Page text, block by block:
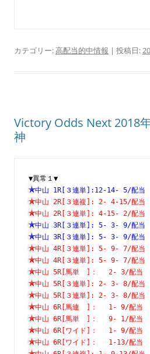
カテゴリー:高配当的中情報 | 投稿日:
Victory Odds Next 2018
神
▼異常１▼
中山 1R[３連単]:12-14-
中山 2R[３連複]: 2- 4-15/
中山 2R[３連単]: 4-15- 2/
中山 3R[３連単]: 5- 3- 9/
中山 3R[３連単]: 5- 3-
中山 4R[３連単]: 5- 9- 7/
中山 4R[３連単]: 5- 9- 7/
中山 5R[馬単　]：　 2-
中山 5R[３連単]: 2- 3-
中山 5R[３連単]: 2-
中山 6R[馬連　]：　 1-
中山 6R[馬単　]：　 9-
中山 6R[ワイド]：　 1-
中山 6R[ワイド]：　 1-13/